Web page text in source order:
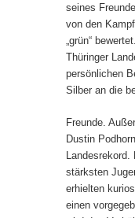
seines
von den
„grün“
Thüringer
persönlichen
Silber an die
Freunde.
Dustin
stärksten
erhielten
einen